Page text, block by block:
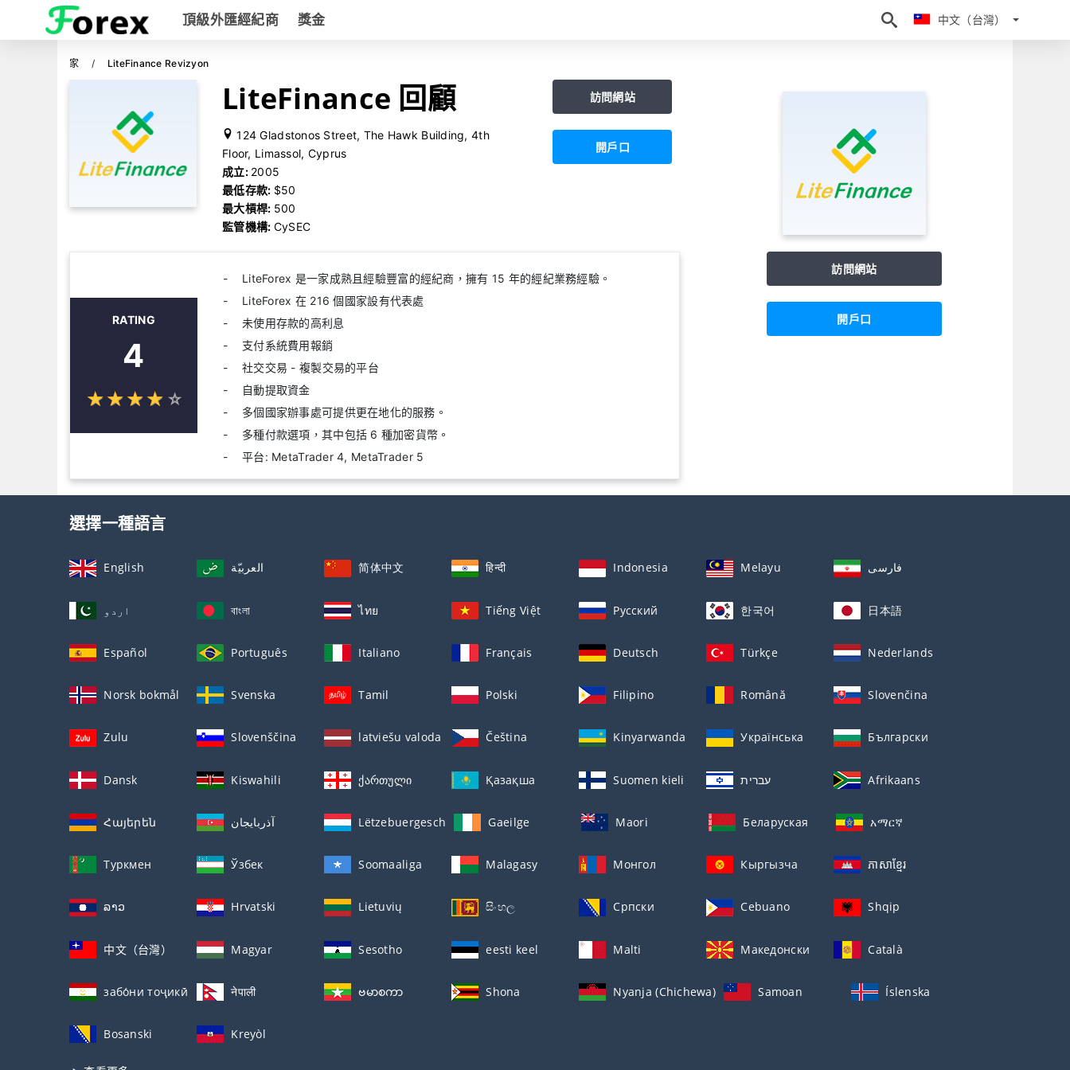
中文（台灣）
頂級外匯經紀商 獎金 中文（台灣）
家 LiteFinance Revizyon
LiteFinance 回顧
124 Gladstonos Street, The Hawk Building, 4th
Floor, Limassol, Cyprus
成立: 2005
最低存款: $50
最大槓桿: 500
監管機構: CySEC
訪問網站
開戶口
RATING
4
☆☆☆☆ ☆
★★★★ ★
LiteForex 是一家成熟且經驗豐富的經紀商，擁有 15 年的經紀業務經驗。
LiteForex 在 216 個國家設有代表處
未使用存款的高利息
支付系統費用報銷
社交交易 - 複製交易的平台
自動提取資金
多個國家辦事處可提供更在地化的服務。
多種付款選項，其中包括 6 種加密貨幣。
平台: MetaTrader 4, MetaTrader 5
訪問網站
開戶口
選擇一種語言
English العربيّة 简体中文 हिन्दी Indonesia Melayu فارسی
اردو বাংলা ไทย Tiếng Việt Русский 한국어 日本語
Español Português Italiano Français Deutsch Türkçe Nederlands
Norsk bokmål Svenska Tamil Polski Filipino Română Slovenčina
Zulu Slovenščina latviešu valoda Čeština Kinyarwanda Українська Български
Dansk Kiswahili ქართული Қазақша Suomen kieli עברית Afrikaans
Հայերեն آذربايجان Lëtzebuergesch Gaeilge Maori Беларуская አማርኛ
Туркмен Ўзбек Soomaaliga Malagasy Монгол Кыргызча ភាសាខ្មែរ
ລາວ Hrvatski Lietuvių සිංහල Српски Cebuano Shqip
中文（台灣） Magyar Sesotho eesti keel Malti Македонски Català
забо́ни тоҷикӣ́ नेपाली ဗမာစကာ Shona Nyanja (Chichewa) Samoan Íslenska
Bosanski Kreyòl